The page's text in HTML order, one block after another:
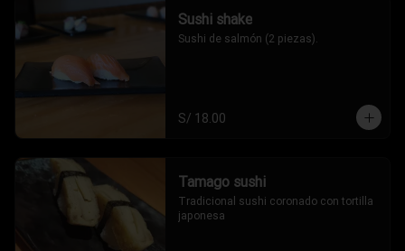
Sushi shake
Sushi de salmón (2 piezas).
S/ 18.00
Tamago sushi
Tradicional sushi coronado con tortilla
japonesa